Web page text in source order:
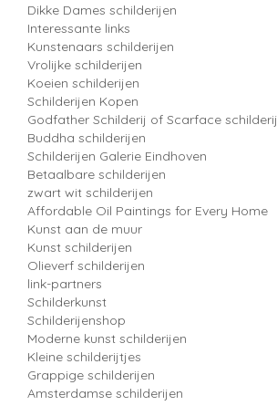
Dikke Dames schilderijen
Interessante links
Kunstenaars schilderijen
Vrolijke schilderijen
Koeien schilderijen
Schilderijen Kopen
Godfather Schilderij of Scarface schilderij
Buddha schilderijen
Schilderijen Galerie Eindhoven
Betaalbare schilderijen
zwart wit schilderijen
Affordable Oil Paintings for Every Home
Kunst aan de muur
Kunst schilderijen
Olieverf schilderijen
link-partners
Schilderkunst
Schilderijenshop
Moderne kunst schilderijen
Kleine schilderijtjes
Grappige schilderijen
Amsterdamse schilderijen